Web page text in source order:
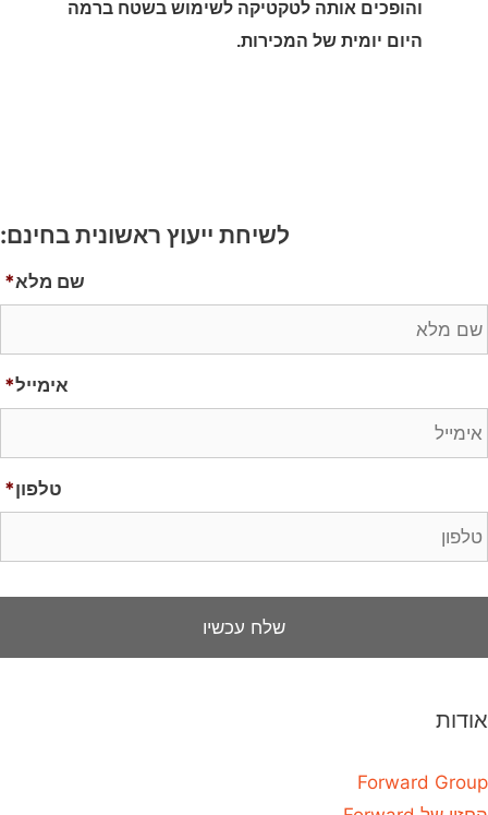
והופכים אותה לטקטיקה לשימוש בשטח ברמה
היום יומית של המכירות.
לשיחת ייעוץ ראשונית בחינם:
שם מלא*
אימייל*
טלפון*
אודות
Forward Group